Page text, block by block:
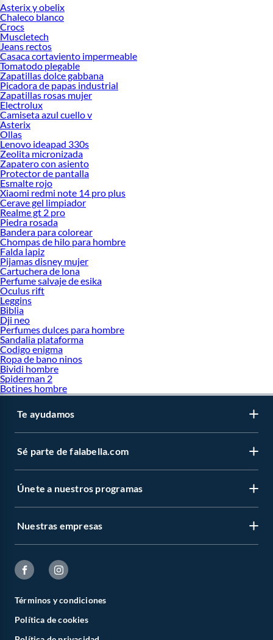
Asterix y obelix
Chaleco blanco
Crocs
Muscletech
Jeans rectos
Casaca cortaviento impermeable
Tomatodo plegable
Zapatillas dolce gabbana
Picadora de papas industrial
Zapatillas rosas mujer
Electrolux
Camiseta azul cuello v
Asterix
Ollas
Lenovo ideapad 330s
Zeolita micronizada
Zapatero con asiento
Protector de pantalla
Esmalte rojo
Xiaomi redmi note 14 pro plus
Cerave gel limpiador
Realme gt 2 pro
Piedra rosada
Bandera para colorear
Chompas de hilo para hombre
Falda lapiz
Pijamas disney mujer
Cartuchera de lona
Perfume salvaje de esika
Oculus rift
Leggins
Biblia
Dji neo
Perfumes dulces para hombre
Sandalia plataforma
Codigo enigma
Ropa de bano ninos
Bividi hombre
Spiderman 2
Botines hombre
Te ayudamos
Sé parte de falabella.com
Únete a nuestros programas
Nuestras empresas
Términos y condiciones
Política de cookies